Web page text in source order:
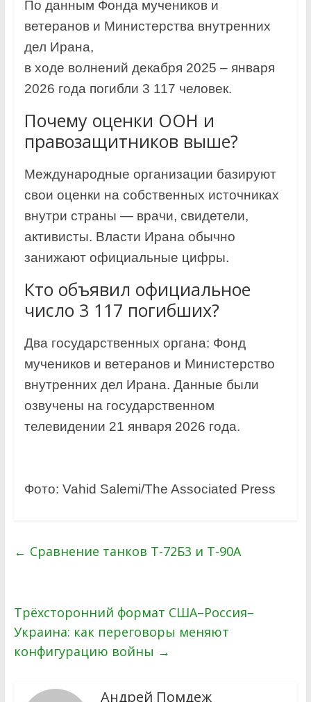
По данным Фонда мучеников и
ветеранов и Министерства внутренних
дел Ирана,
в ходе волнений декабря 2025 – января
2026 года погибли 3 117 человек.
Почему оценки ООН и
правозащитников выше?
Международные организации базируют
свои оценки на собственных источниках
внутри страны — врачи, свидетели,
активисты. Власти Ирана обычно
занижают официальные цифры.
Кто объявил официальное
число 3 117 погибших?
Два государственных органа: Фонд
мучеников и ветеранов и Министерство
внутренних дел Ирана. Данные были
озвучены на государственном
телевидении 21 января 2026 года.
Фото: Vahid Salemi/The Associated Press
← Сравнение танков Т-72Б3 и Т-90А
Трёхсторонний формат США–Россия–
Украина: как переговоры меняют
конфигурацию войны →
Андрей Помдеж